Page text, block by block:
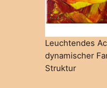
Leuchtendes
dynamischer
Struktur